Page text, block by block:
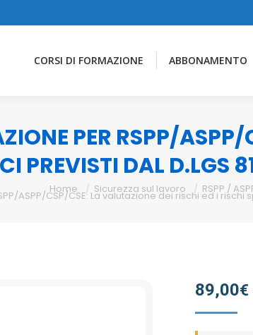
CORSI DI FORMAZIONE ABBONAMENTO
PER RSPP/
PREVISTI DAL D.LGS
Home Sicurezza sul lavoro RSPP /
ASPP/CSP/CSE: La valutazione dei rischi ed i rischi
89,00€